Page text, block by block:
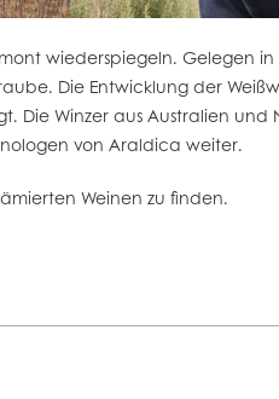
wiederspiegeln. Gelegen
Die Entwicklung der
Winzer aus Australien
von Araldica weiter.
Weinen zu finden.